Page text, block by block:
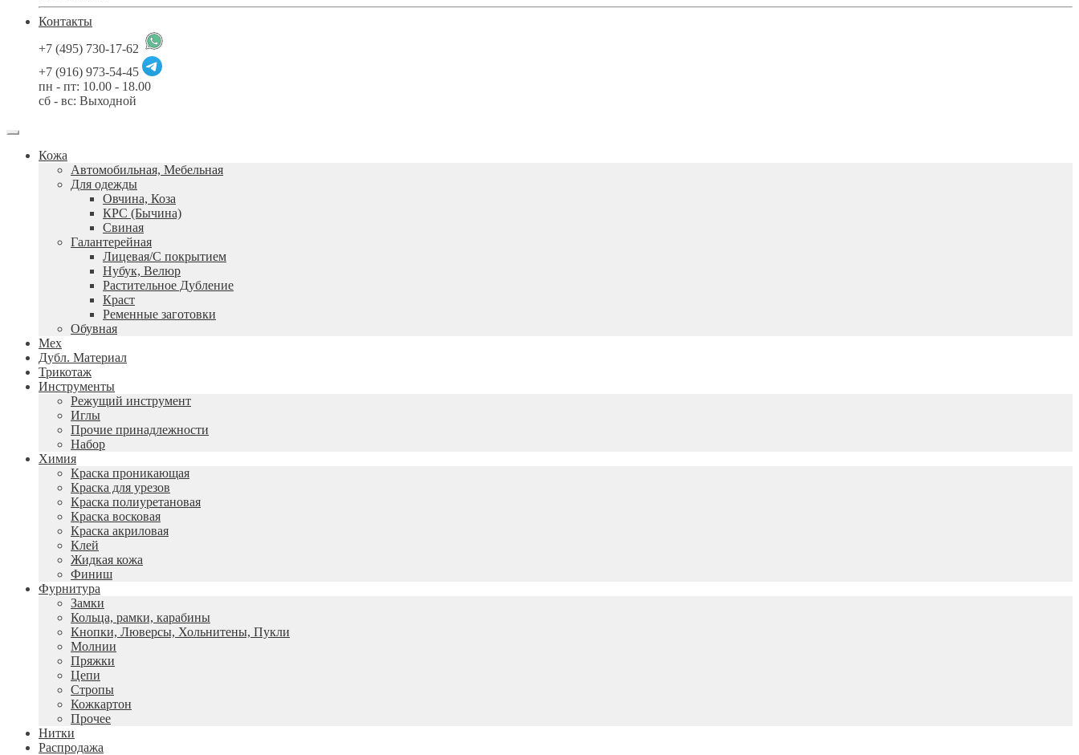
Контакты
+7 (495) 730-17-62
+7 (916) 973-54-45
пн - пт: 10.00 - 18.00
сб - вс: Выходной
Кожа
Автомобильная, Мебельная
Для одежды
Овчина, Коза
КРС (Бычина)
Свиная
Галантерейная
Лицевая/С покрытием
Нубук, Велюр
Растительное Дубление
Краст
Ременные заготовки
Обувная
Мех
Дубл. Материал
Трикотаж
Инструменты
Режущий инструмент
Иглы
Прочие принадлежности
Набор
Химия
Краска проникающая
Краска для урезов
Краска полиуретановая
Краска восковая
Краска акриловая
Клей
Жидкая кожа
Финиш
Фурнитура
Замки
Кольца, рамки, карабины
Кнопки, Люверсы, Хольнитены, Пукли
Молнии
Пряжки
Цепи
Стропы
Кожкартон
Прочее
Нитки
Распродажа